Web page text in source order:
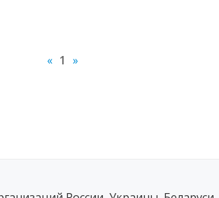
« 1 »